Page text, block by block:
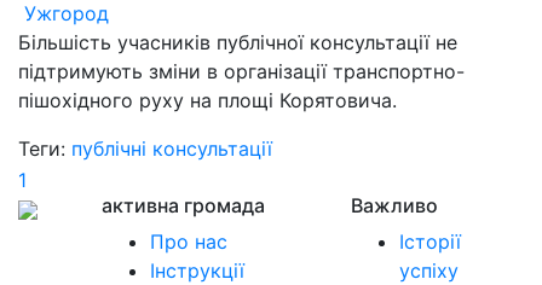
Ужгород
Більшість учасників публічної консультації не
підтримують зміни в організації транспортно-
пішохідного руху на площі Корятовича.
Теги: публічні консультації
1
активна громада
Про нас
Інструкції
Важливо
Історії
успіху